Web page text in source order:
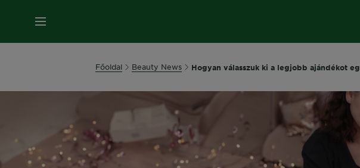
MENÜ
Főoldal Beauty News Hogyan válasszuk ki a legjobb ajándékot